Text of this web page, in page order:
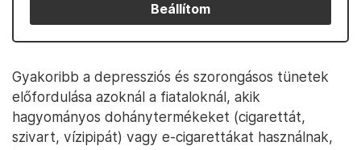
Beállítom
Gyakoribb a depressziós és szorongásos tünetek
előfordulása azoknál a fiataloknál, akik
hagyományos dohánytermékeket (cigarettát,
szivart, vízipipát) vagy e-cigarettákat használnak,